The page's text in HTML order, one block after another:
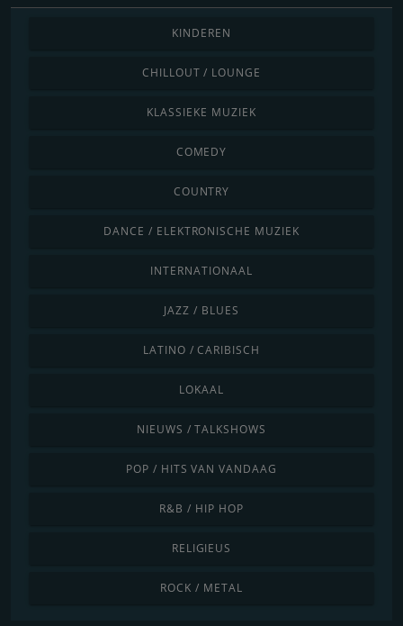
KINDEREN
CHILLOUT / LOUNGE
KLASSIEKE MUZIEK
COMEDY
COUNTRY
DANCE / ELEKTRONISCHE MUZIEK
INTERNATIONAAL
JAZZ / BLUES
LATINO / CARIBISCH
LOKAAL
NIEUWS / TALKSHOWS
POP / HITS VAN VANDAAG
R&B / HIP HOP
RELIGIEUS
ROCK / METAL